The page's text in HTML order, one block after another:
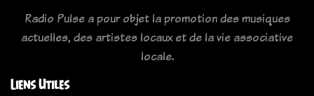
Radio Pulse a pour objet la promotion des musiques
actuelles, des artistes locaux et de la vie associative
locale.
Liens Utiles